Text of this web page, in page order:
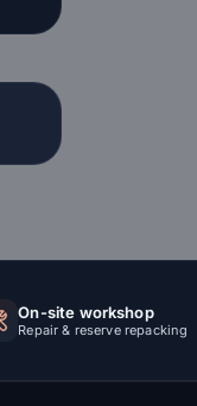
On-site workshop
Repair & reserve repacking